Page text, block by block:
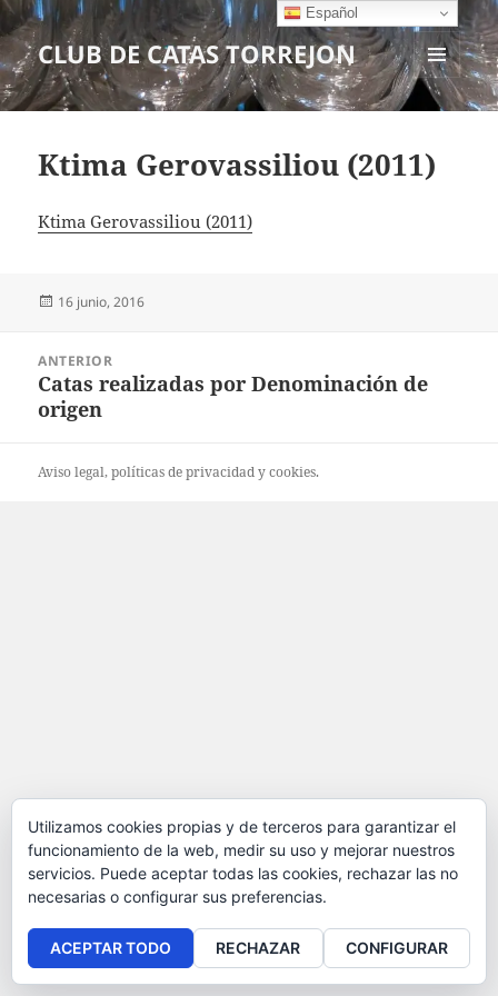
CLUB DE CATAS TORREJON
MENÚ
Y
Ktima Gerovassiliou (2011)
Ktima Gerovassiliou (2011)
Publicado
16 junio, 2016
entradas
ANTERIOR
Entrada
anterior:
Catas realizadas por Denominación de
origen
Aviso legal, políticas deprivacidadycookies.
Español
Utilizamos cookies propias y de terceros para garantizar el
funcionamiento de la web, medir su uso y mejorar nuestros
servicios. Puede aceptar todas las cookies, rechazar las no
necesarias o configurar sus preferencias.
ACEPTAR TODO RECHAZAR CONFIGURAR